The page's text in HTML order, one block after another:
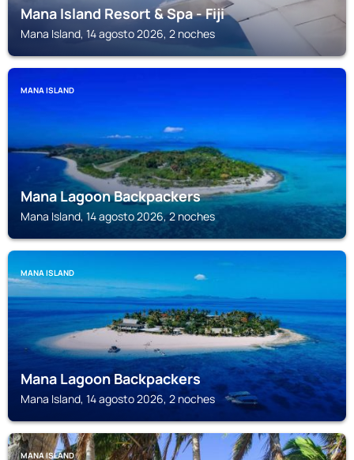
Mana Island Resort & Spa - Fiji
Mana Island, 14 agosto 2026, 2 noches
MANA ISLAND
Mana Lagoon Backpackers
Mana Island, 14 agosto 2026, 2 noches
MANA ISLAND
Mana Lagoon Backpackers
Mana Island, 14 agosto 2026, 2 noches
MANA ISLAND